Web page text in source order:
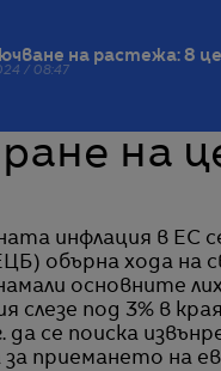
на растежа: 8
/ 08:47
на
инфлация в ЕС
обърна хода на
основните
слезе под 3% в
да се поиска
приемането на